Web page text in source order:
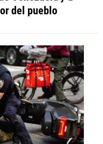
del pueblo